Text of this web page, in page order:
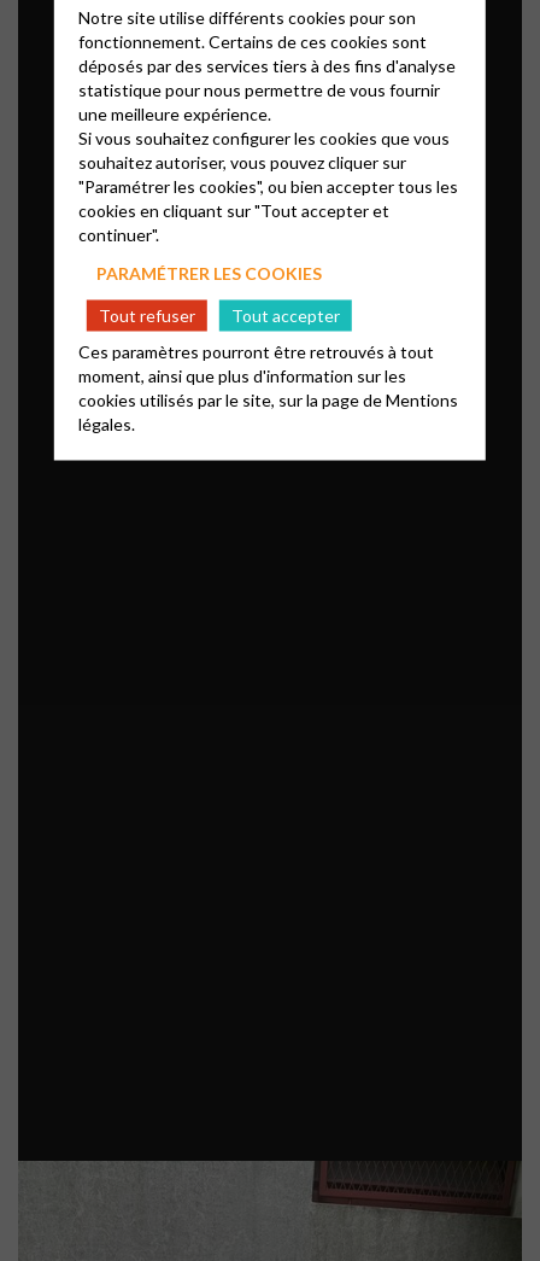
Notre site utilise différents cookies pour son
fonctionnement. Certains de ces cookies sont
déposés par des services tiers à des fins d'analyse
statistique pour nous permettre de vous fournir
une meilleure expérience.
Si vous souhaitez configurer les cookies que vous
souhaitez autoriser, vous pouvez cliquer sur
"Paramétrer les cookies", ou bien accepter tous les
cookies en cliquant sur "Tout accepter et
continuer".
PARAMÉTRER LES COOKIES
Tout refuser
Tout accepter
Ces paramètres pourront être retrouvés à tout
moment, ainsi que plus d'information sur les
cookies utilisés par le site, sur la page deMentions
légales.